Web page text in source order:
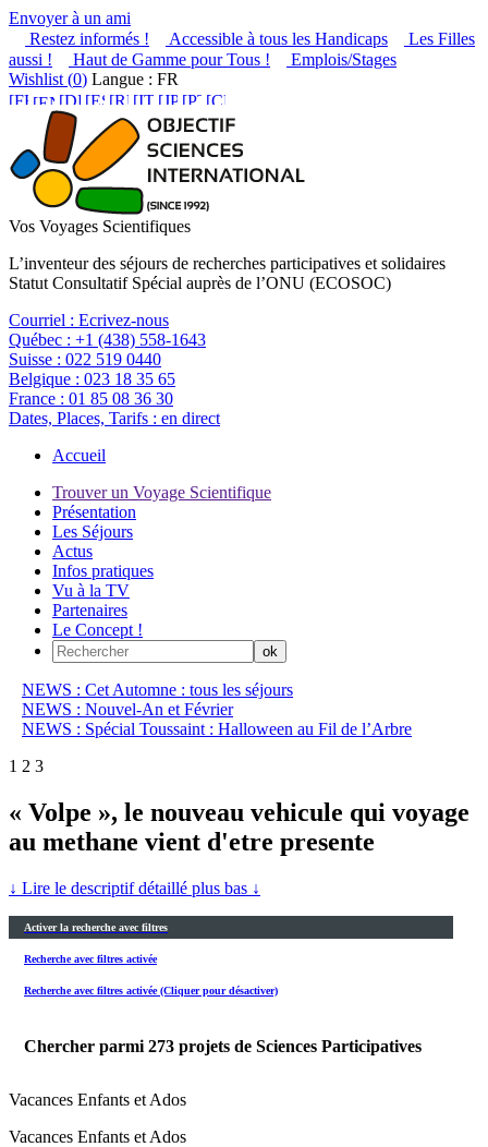
Envoyer à un ami
Restez informés !
Accessible à tous les Handicaps
Les Filles
aussi !
Haut de Gamme pour Tous !
Emplois/Stages
Wishlist (0) Langue : FR
Vos Voyages Scientifiques
L’inventeur des séjours de recherches participatives et solidaires
Statut Consultatif Spécial auprès de l’ONU (ECOSOC)
Courriel : Ecrivez-nous
Québec : +1 (438) 558-1643
Suisse : 022 519 0440
Belgique : 023 18 35 65
France : 01 85 08 36 30
Dates, Places, Tarifs : en direct
Accueil
Trouver un Voyage Scientifique
Présentation
Les Séjours
Actus
Infos pratiques
Vu à la TV
Partenaires
Le Concept !
NEWS : Cet Automne : tous les séjours
NEWS : Nouvel-An et Février
NEWS : Spécial Toussaint : Halloween au Fil de l’Arbre
1 2 3
« Volpe », le nouveau vehicule qui voyage
au methane vient d'etre presente
↓ Lire le descriptif détaillé plus bas ↓
Activer la recherche avec filtres
Recherche avec filtres activée
Recherche avec filtres activée (Cliquer pour désactiver)
Chercher parmi 273 projets de Sciences Participatives
Vacances Enfants et Ados
Vacances Enfants et Ados